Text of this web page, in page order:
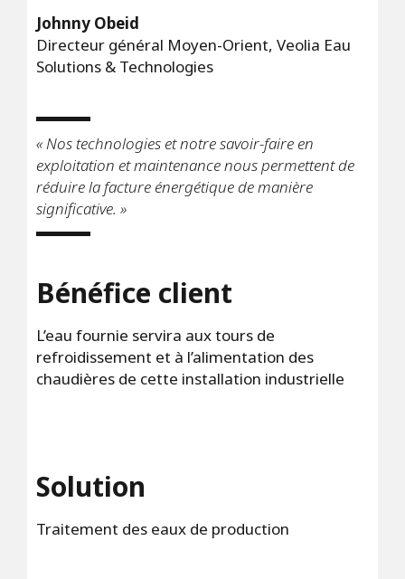
Johnny Obeid
Directeur général Moyen-Orient, Veolia Eau
Solutions & Technologies
« Nos technologies et notre savoir-faire en
exploitation et maintenance nous permettent de
réduire la facture énergétique de manière
significative. »
Bénéfice client
L’eau fournie servira aux tours de
refroidissement et à l’alimentation des
chaudières de cette installation industrielle
Solution
Traitement des eaux de production